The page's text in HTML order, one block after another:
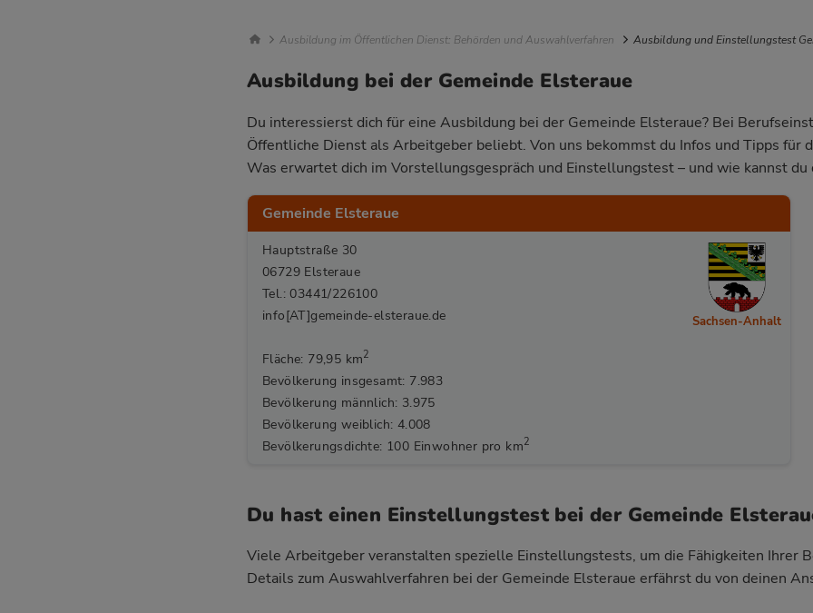
Breadcrumb Navigation
Ausbildung im Öffentlichen Dienst: Behörden und Auswahlverfahren Ausbildung und Einstellungstest
Ausbildung bei der Gemeinde Elsteraue
Du interessierst dich für eine Ausbildung bei der Gemeinde Elsteraue? Bei
Öffentliche Dienst als Arbeitgeber beliebt. Von uns bekommst du Infos und Tipps für
Was erwartet dich im Vorstellungsgespräch und Einstellungstest – und wie kannst du
Gemeinde Elsteraue
Hauptstraße 30
06729 Elsteraue
Tel.: 03441/226100
info[AT]gemeinde-elsteraue.de
Fläche: 79,95 km2
Bevölkerung insgesamt: 7.983
Bevölkerung männlich: 3.975
Bevölkerung weiblich: 4.008
Bevölkerungsdichte: 100 Einwohner pro km2
Sachsen-Anhalt
Du hast einen Einstellungstest bei der Gemeinde
Viele Arbeitgeber veranstalten spezielle Einstellungstests, um die Fähigkeiten Ihrer
Details zum Auswahlverfahren bei der Gemeinde Elsteraue erfährst du von deinen